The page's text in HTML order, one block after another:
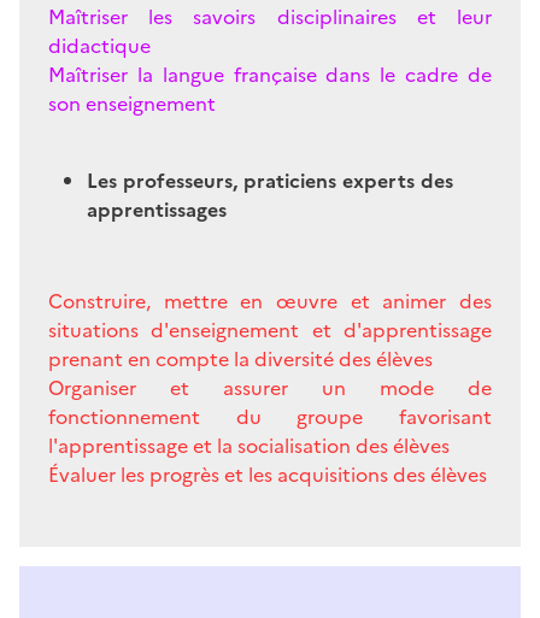
Maîtriser les savoirs disciplinaires et leur
didactique
Maîtriser la langue française dans le cadre de
son enseignement
Les professeurs, praticiens experts des
apprentissages
Construire, mettre en œuvre et animer des
situations d'enseignement et d'apprentissage
prenant en compte la diversité des élèves
Organiser et assurer un mode de
fonctionnement du groupe favorisant
l'apprentissage et la socialisation des élèves
Évaluer les progrès et les acquisitions des élèves